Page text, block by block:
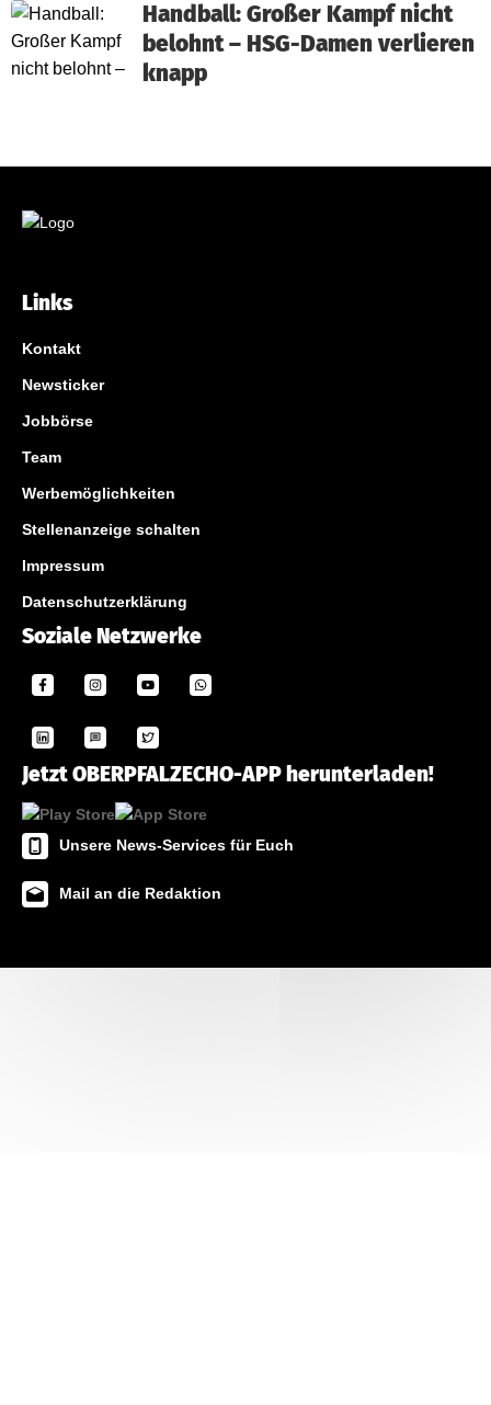
Handball: Großer Kampf nicht
belohnt – HSG-Damen verlieren
knapp
Links
Kontakt
Newsticker
Jobbörse
Team
Werbemöglichkeiten
Stellenanzeige schalten
Impressum
Datenschutzerklärung
Soziale Netzwerke
Jetzt OBERPFALZECHO-APP herunterladen!
Unsere News-Services für Euch
Mail an die Redaktion